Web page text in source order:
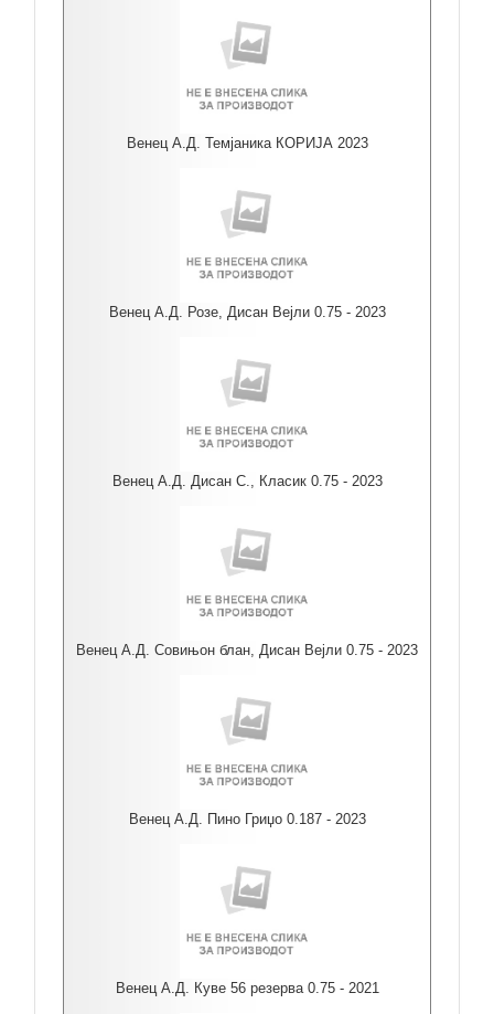
Венец А.Д. Темјаника КОРИЈА 2023
Венец А.Д. Розе, Дисан Вејли 0.75 - 2023
Венец А.Д. Дисан С., Класик 0.75 - 2023
Венец А.Д. Совињон блан, Дисан Вејли 0.75 - 2023
Венец А.Д. Пино Гриџо 0.187 - 2023
Венец А.Д. Куве 56 резерва 0.75 - 2021